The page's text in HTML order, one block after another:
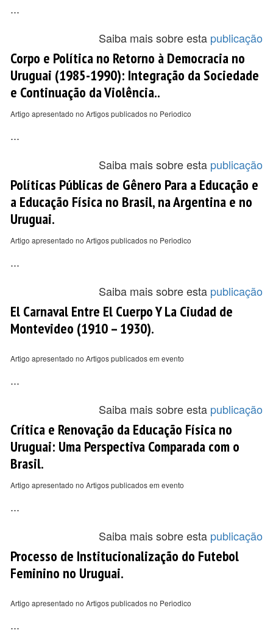
...
Saiba mais sobre esta publicação
Corpo e Política no Retorno à Democracia no
Uruguai (1985-1990): Integração da Sociedade
e Continuação da Violência..
Artigo apresentado no Artigos publicados no Periodico
...
Saiba mais sobre esta publicação
Polí­ticas Públicas de Gênero Para a Educação e
a Educação Fí­sica no Brasil, na Argentina e no
Uruguai.
Artigo apresentado no Artigos publicados no Periodico
...
Saiba mais sobre esta publicação
El Carnaval Entre El Cuerpo Y La Ciudad de
Montevideo (1910 – 1930).
Artigo apresentado no Artigos publicados em evento
...
Saiba mais sobre esta publicação
Crítica e Renovação da Educação Física no
Uruguai: Uma Perspectiva Comparada com o
Brasil.
Artigo apresentado no Artigos publicados em evento
...
Saiba mais sobre esta publicação
Processo de Institucionalização do Futebol
Feminino no Uruguai.
Artigo apresentado no Artigos publicados no Periodico
...